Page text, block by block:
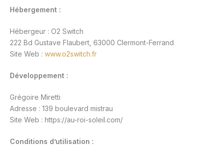
Hébergement :
Hébergeur : O2 Switch
222 Bd Gustave Flaubert, 63000 Clermont-Ferrand
Site Web : www.o2switch.fr
Développement :
Grégoire Miretti
Adresse : 139 boulevard mistrau
Site Web : https://au-roi-soleil.com/
Conditions d’utilisation :